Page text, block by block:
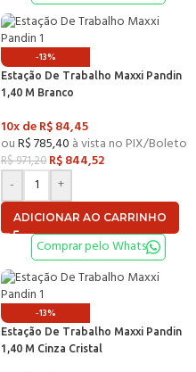
-13%
Estação De Trabalho Maxxi Pandin
1,40 M Branco
10x deR$84,45
ouR$785,40 à vista no PIX/Boleto
R$971,20 R$844,52
-
+
ADICIONAR AO CARRINHO
Comprar pelo Whats
-13%
Estação De Trabalho Maxxi Pandin
1,40 M Cinza Cristal